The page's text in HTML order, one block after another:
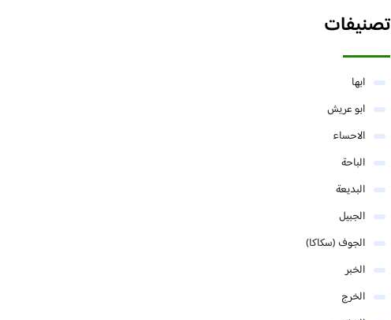
تصنيفات
ابها
ابو عريش
الاحساء
الباحة
البديعة
الجبيل
الجوف (سكاكا)
الخبر
الخرج